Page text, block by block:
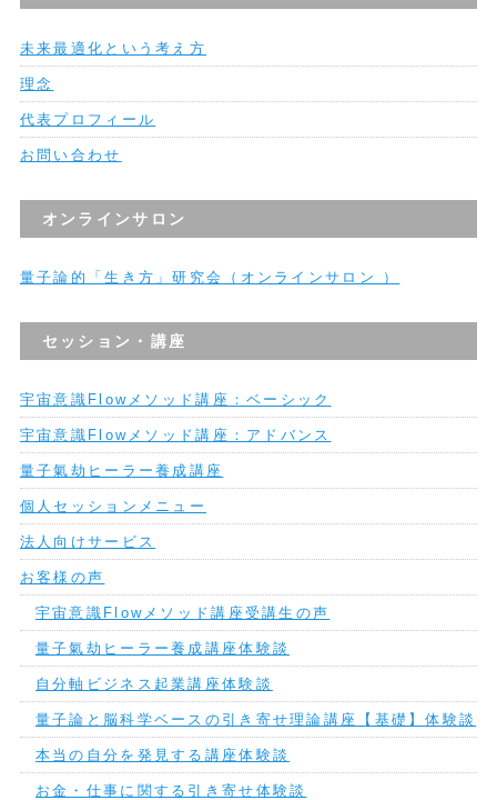
未来最適化という考え方
理念
代表プロフィール
お問い合わせ
オンラインサロン
量子論的「生き方」研究会（オンラインサロン ）
セッション・講座
宇宙意識Flowメソッド講座：ベーシック
宇宙意識Flowメソッド講座：アドバンス
量子氣劫ヒーラー養成講座
個人セッションメニュー
法人向けサービス
お客様の声
宇宙意識Flowメソッド講座受講生の声
量子氣劫ヒーラー養成講座体験談
自分軸ビジネス起業講座体験談
量子論と脳科学ベースの引き寄せ理論講座【基礎】体験談
本当の自分を発見する講座体験談
お金・仕事に関する引き寄せ体験談